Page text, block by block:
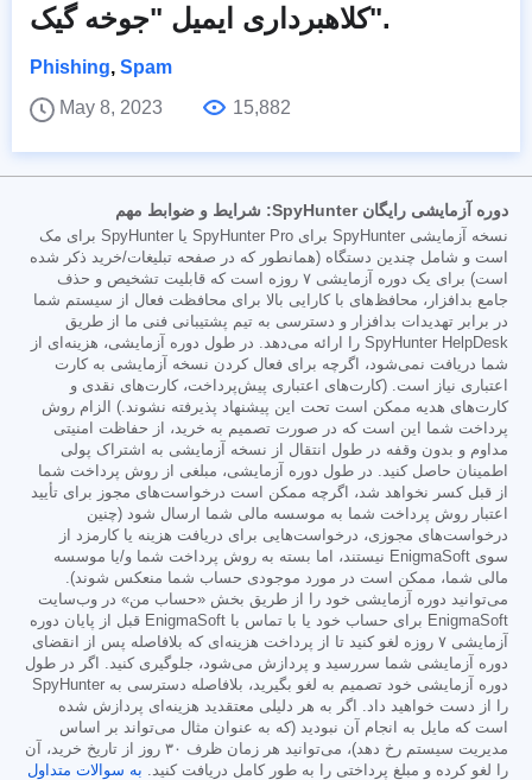
کلاهبرداری ایمیل "جوخه گیک".
Phishing, Spam
May 8, 2023
15,882
دوره آزمایشی رایگان SpyHunter: شرایط و ضوابط مهم
نسخه آزمایشی SpyHunter برای SpyHunter Pro یا SpyHunter برای مک
است و شامل چندین دستگاه (همانطور که در صفحه تبلیغات/خرید ذکر شده
است) برای یک دوره آزمایشی ۷ روزه است که قابلیت تشخیص و حذف
جامع بدافزار، محافظ‌های با کارایی بالا برای محافظت فعال از سیستم شما
در برابر تهدیدات بدافزار و دسترسی به تیم پشتیبانی فنی ما از طریق
SpyHunter HelpDesk را ارائه می‌دهد. در طول دوره آزمایشی، هزینه‌ای از
شما دریافت نمی‌شود، اگرچه برای فعال کردن نسخه آزمایشی به کارت
اعتباری نیاز است. (کارت‌های اعتباری پیش‌پرداخت، کارت‌های نقدی و
کارت‌های هدیه ممکن است تحت این پیشنهاد پذیرفته نشوند.) الزام روش
پرداخت شما این است که در صورت تصمیم به خرید، از حفاظت امنیتی
مداوم و بدون وقفه در طول انتقال از نسخه آزمایشی به اشتراک پولی
اطمینان حاصل کنید. در طول دوره آزمایشی، مبلغی از روش پرداخت شما
از قبل کسر نخواهد شد، اگرچه ممکن است درخواست‌های مجوز برای تأیید
اعتبار روش پرداخت شما به موسسه مالی شما ارسال شود (چنین
درخواست‌های مجوزی، درخواست‌هایی برای دریافت هزینه یا کارمزد از
سوی EnigmaSoft نیستند، اما بسته به روش پرداخت شما و/یا موسسه
مالی شما، ممکن است در مورد موجودی حساب شما منعکس شوند).
می‌توانید دوره آزمایشی خود را از طریق بخش «حساب من» در وب‌سایت
EnigmaSoft برای حساب خود یا با تماس با EnigmaSoft قبل از پایان دوره
آزمایشی ۷ روزه لغو کنید تا از پرداخت هزینه‌ای که بلافاصله پس از انقضای
دوره آزمایشی شما سررسید و پردازش می‌شود، جلوگیری کنید. اگر در طول
دوره آزمایشی خود تصمیم به لغو بگیرید، بلافاصله دسترسی به SpyHunter
را از دست خواهید داد. اگر به هر دلیلی معتقدید هزینه‌ای پردازش شده
است که مایل به انجام آن نبودید (که به عنوان مثال می‌تواند بر اساس
مدیریت سیستم رخ دهد)، می‌توانید هر زمان ظرف ۳۰ روز از تاریخ خرید، آن
را لغو کرده و مبلغ پرداختی را به طور کامل دریافت کنید. به سوالات متداول